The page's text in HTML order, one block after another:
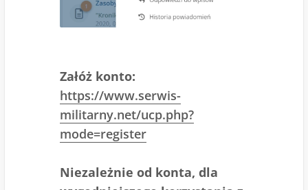
Załóż konto:
https://www.serwis-
militarny.net/ucp.php?
mode=register
Niezależnie od konta, dla